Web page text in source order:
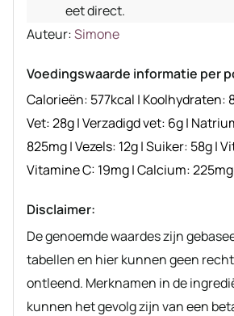
eet direct.
Auteur
Auteur:Simone
Voedingswaarde informatie per
Calorieën: 577kcal | Koolhydraten:
Vet:28g|Verzadigd vet: 6g|
825mg|Vezels: 12g|Suiker: 58g|
Vitamine C: 19mg|Calcium:225mg
Disclaimer:
De genoemde waardes zijn gebaseerd op standaard
tabellen en hier kunnen geen
ontleend. Merknamen in de
kunnen het gevolg zijn van een